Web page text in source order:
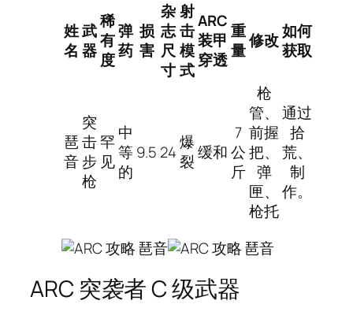
姓
名
武
器
稀
有
度
弹
药
损
害
杂
志
尺
寸
射
击
模
式
ARC
装甲
穿透
重
量修改如何
获取
琶
音
突
击
步
枪
罕
见
中
等
的
9.5 24爆
裂缓和
7
公
斤
枪
管、
前握
把、
弹
匣、
枪托
通过
拾
荒、
制
作。
ARC 突袭者 C 级武器